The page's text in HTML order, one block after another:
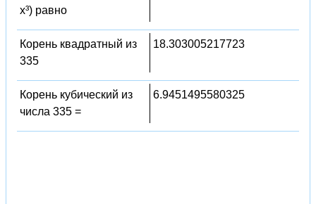
x³) равно
Корень квадратный из
335
18.303005217723
Корень кубический из
числа 335 =
6.9451495580325